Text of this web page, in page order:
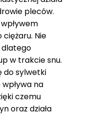
pleców.
Nie
dlatego
w trakcie snu.
do sylwetki
na
czemu
oraz działa